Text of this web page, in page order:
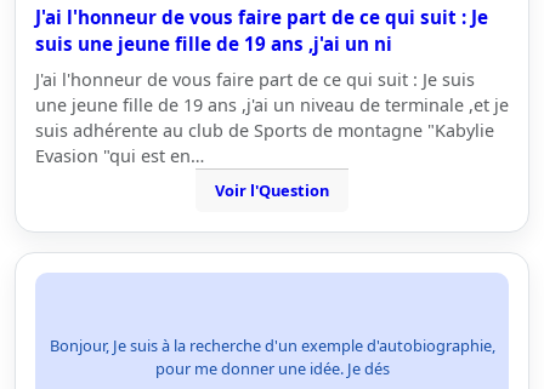
J'ai l'honneur de vous faire part de ce qui suit : Je
suis une jeune fille de 19 ans ,j'ai un ni
J'ai l'honneur de vous faire part de ce qui suit : Je suis
une jeune fille de 19 ans ,j'ai un niveau de terminale ,et je
suis adhérente au club de Sports de montagne "Kabylie
Evasion "qui est en…
Voir l'Question
Bonjour, Je suis à la recherche d'un exemple d'autobiographie,
pour me donner une idée. Je dés